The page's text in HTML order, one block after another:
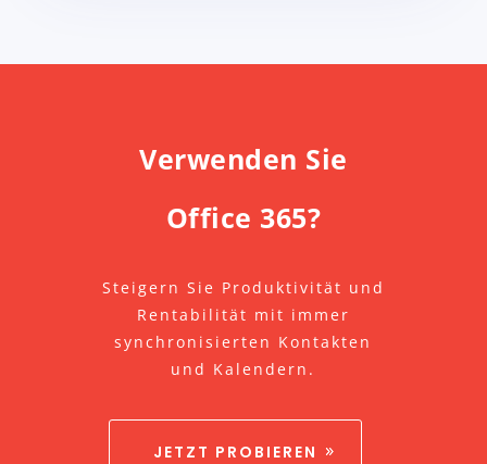
Verwenden Sie
Office 365?
Steigern Sie Produktivität und
Rentabilität mit immer
synchronisierten Kontakten
und Kalendern.
JETZT PROBIEREN